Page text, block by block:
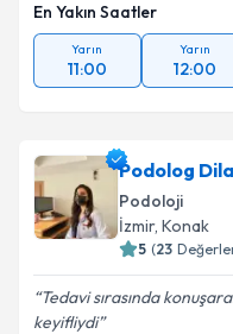
En Yakın Saatler
Yarın
11:00
Yarın
12:00
Podolog
Podoloji
İzmir, Konak
5 (23
Tedavi sırasında
keyifliydi